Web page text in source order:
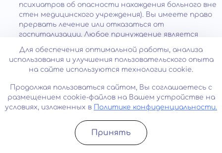
психиатров об опасности нахождения больного вне
стен медицинского учреждения). Вы имеете право
прервать лечение или отказаться от
госпитализации. Любое принуждение является
Конфиденциальность – в нашем медцентре
проводят анонимное лечение, не требуется
никаких сведений о нашем пациенте, диагнозе,
способах лечения без письменного согласия
больного. Вы имеете право на доступ к своей
медицинской документации, получение копий
отдельных частей.
Записатьcя
Для обеспечения оптимальной работы, анализа
использования и улучшения пользовательского опыта
на сайте используются технологии cookie.
Продолжая пользоваться сайтом, Вы соглашаетесь с
размещением cookie-файлов на Вашем устройстве на
условиях, изложенных в
Политике конфиденциальности.
Принять